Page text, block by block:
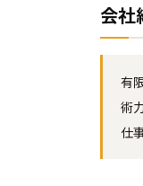
会社
有
術
仕